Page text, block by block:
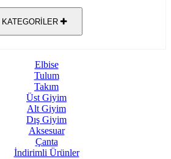
KATEGORİLER
Elbise
Tulum
Takım
Üst Giyim
Alt Giyim
Dış Giyim
Aksesuar
Çanta
İndirimli Ürünler